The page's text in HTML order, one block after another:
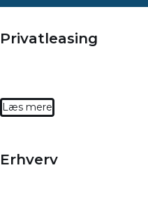
Privatleasing
Læs mere
Erhverv